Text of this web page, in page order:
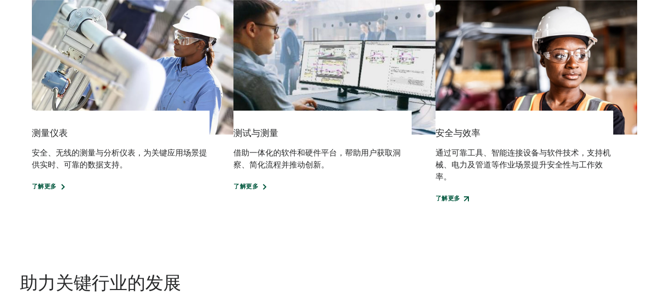
测量仪表
安全、无线的测量与分析仪表，为关键应用场景提
供实时、可靠的数据支持。
了解更多
测试与测量
借助一体化的软件和硬件平台，帮助用户获取洞
察、简化流程并推动创新。
了解更多
安全与效率
通过可靠工具、智能连接设备与软件技术，支持机
械、电力及管道等作业场景提升安全性与工作效
率。
了解更多
助力关键行业的发展